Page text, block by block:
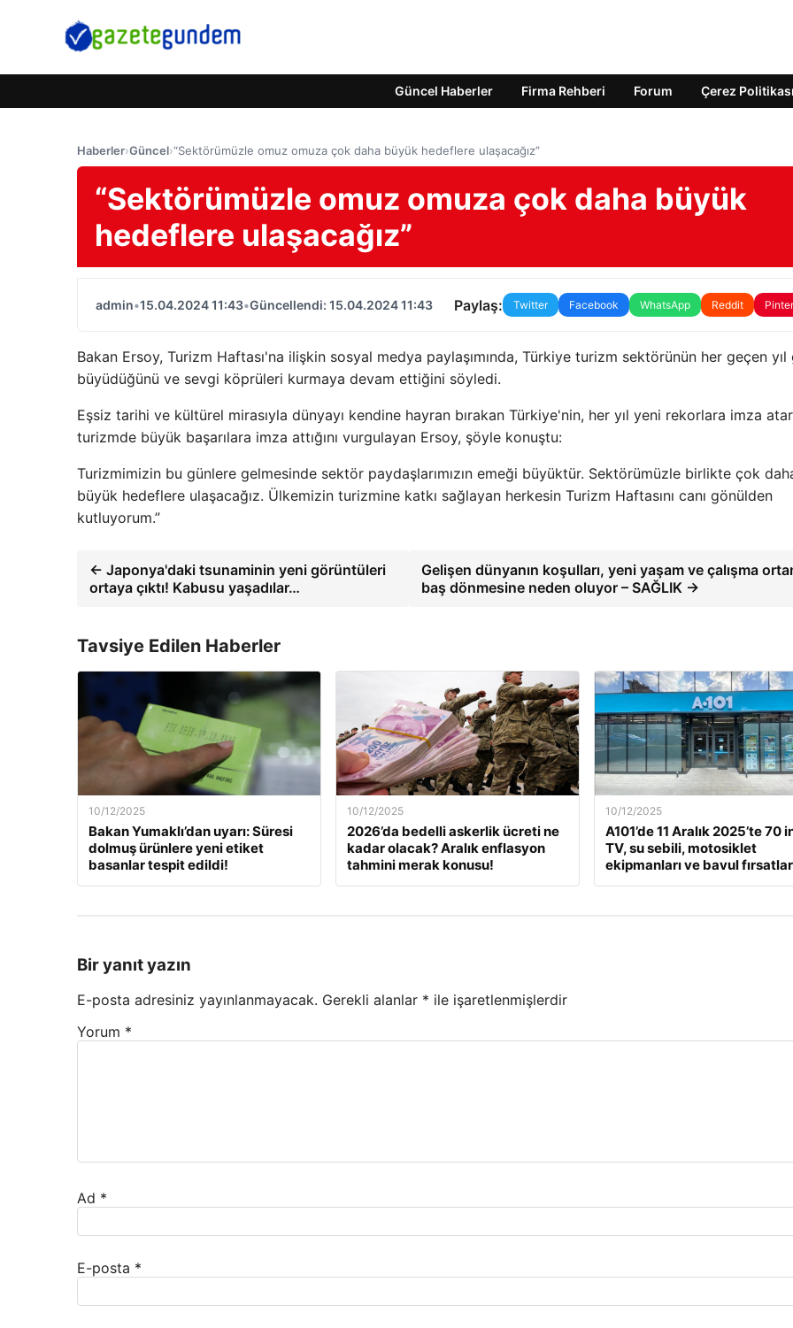
Güncel Haberler Firma Rehberi Forum Çerez Politikası
Haberler›Güncel›“Sektörümüzle omuz omuza çok daha büyük hedeflere ulaşacağız”
“Sektörümüzle omuz omuza çok daha büyük
hedeflere ulaşacağız”
admin•15.04.2024 11:43•Güncellendi: 15.04.2024 11:43 Paylaş: Twitter Facebook WhatsApp Reddit
Bakan Ersoy, Turizm Haftası'na ilişkin sosyal medya paylaşımında, Türkiye turizm sektörünün her geçen yıl
büyüdüğünü ve sevgi köprüleri kurmaya devam ettiğini söyledi.
Eşsiz tarihi ve kültürel mirasıyla dünyayı kendine hayran bırakan Türkiye'nin, her yıl yeni rekorlara imza
turizmde büyük başarılara imza attığını vurgulayan Ersoy, şöyle konuştu:
Turizmimizin bu günlere gelmesinde sektör paydaşlarımızın emeği büyüktür. Sektörümüzle birlikte çok
büyük hedeflere ulaşacağız. Ülkemizin turizmine katkı sağlayan herkesin Turizm Haftasını canı gönülden
kutluyorum.”
← Japonya'daki tsunaminin yeni görüntüleri
ortaya çıktı! Kabusu yaşadılar…
Gelişen dünyanın koşulları, yeni yaşam ve çalışma
baş dönmesine neden oluyor – SAĞLIK →
Tavsiye Edilen Haberler
10/12/2025
Bakan Yumaklı’dan uyarı: Süresi
dolmuş ürünlere yeni etiket
basanlar tespit edildi!
10/12/2025
2026’da bedelli askerlik ücreti ne
kadar olacak? Aralık enflasyon
tahmini merak konusu!
10/12/2025
A101’de 11 Aralık 2025’te 70
TV, su sebili, motosiklet
ekipmanları ve bavul
Bir yanıt yazın
E-posta adresiniz yayınlanmayacak. Gerekli alanlar * ile işaretlenmişlerdir
Yorum *
Ad *
E-posta *